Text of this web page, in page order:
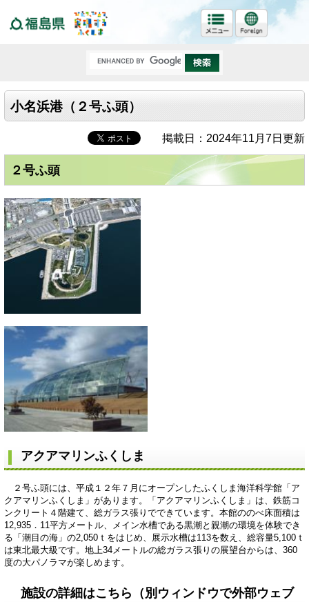
小名浜港（２号ふ頭）
掲載日：2024年11月7日更新
２号ふ頭
アクアマリンふくしま
２号ふ頭には、平成１２年７月にオープンしたふくしま海洋科学館「ア
クアマリンふくしま」があります。「アクアマリンふくしま」は、鉄筋コ
ンクリート４階建て、総ガラス張りでできています。本館ののべ床面積は
12,935．11平方メートル、メイン水槽である黒潮と親潮の環境を体験でき
る「潮目の海」の2,050ｔをはじめ、展示水槽は113を数え、総容量5,100ｔ
は東北最大級です。地上34メートルの総ガラス張りの展望台からは、360
度の大パノラマが楽しめます。
施設の詳細はこちら（別ウィンドウで外部ウェブ